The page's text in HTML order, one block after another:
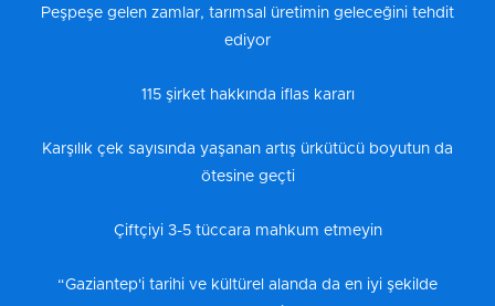
Peşpeşe gelen zamlar, tarımsal üretimin geleceğini tehdit
ediyor
115 şirket hakkında iflas kararı
Karşılık çek sayısında yaşanan artış ürkütücü boyutun da
ötesine geçti
Çiftçiyi 3-5 tüccara mahkum etmeyin
“Gaziantep'i tarihi ve kültürel alanda da en iyi şekilde